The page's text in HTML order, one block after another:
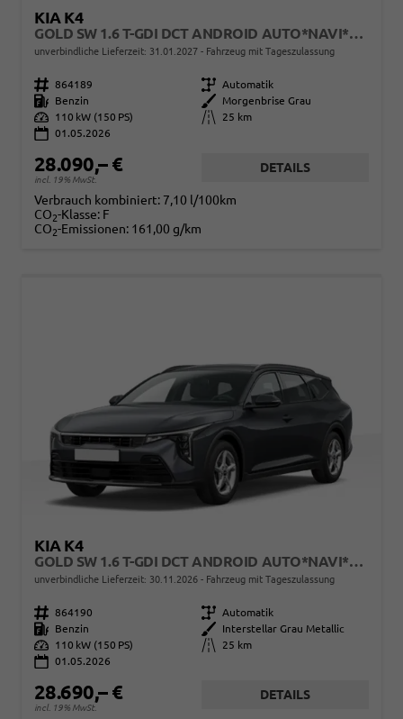
KIA K4
GOLD SW 1.6 T-GDI DCT ANDROID AUTO*NAVI*TOTWINKEL*SHZ*KAMERA*PRIVACYGLAS*ACC*KEYLESS*2Z KLIMAAUTO*
unverbindliche Lieferzeit: 31.01.2027 Fahrzeug mit Tageszulassung
Fahrzeugnr. 864189 Getriebe Automatik
Kraftstoff
Benzin Außenfarbe
Morgenbrise Grau
Leistung
110 kW (150 PS) Kilometerstand
25 km
01.05.2026
28.090,– €
incl. 19% MwSt.
DETAILS
Verbrauch kombiniert: 7,10 l/100km
CO2-Klasse: F
CO2-Emissionen: 161,00 g/km
KIA K4
GOLD SW 1.6 T-GDI DCT ANDROID AUTO*NAVI*TOTWINKEL*SHZ*KAMERA*PRIVACYGLAS*ACC*KEYLESS*2Z KLIMAAUTO*
unverbindliche Lieferzeit: 30.11.2026 Fahrzeug mit Tageszulassung
Fahrzeugnr. 864190 Getriebe Automatik
Kraftstoff
Benzin Außenfarbe
Interstellar Grau Metallic
Leistung
110 kW (150 PS) Kilometerstand
25 km
01.05.2026
28.690,– €
incl. 19% MwSt.
DETAILS